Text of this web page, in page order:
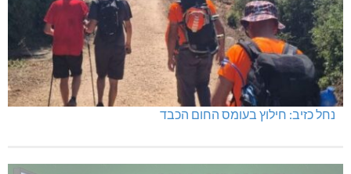
נחל כזיב: חילוץ בעומס החום הכבד